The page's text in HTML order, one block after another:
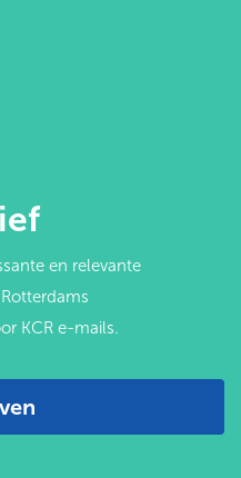
en relevante
KCR e-mails.